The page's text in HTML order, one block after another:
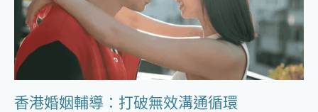
香港婚姻輔導：打破無效溝通循環